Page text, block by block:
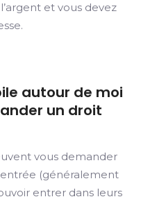
et vous devez
autour de moi
un droit
vous demander
(généralement
entrer dans leurs